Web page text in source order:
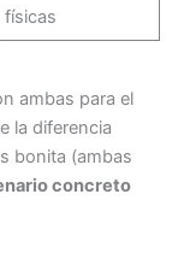
físicas
ambas para el
la diferencia
bonita (ambas
concreto